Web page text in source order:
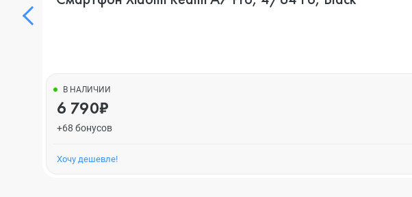
В НАЛИЧИИ
6 790₽
+68 бонусов
Хочу дешевле!